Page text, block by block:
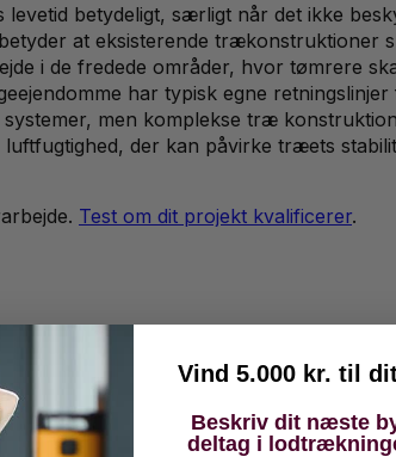
betydeligt, særligt når det ikke
at eksisterende
i de fredede områder, hvor tømrere
har typisk egne
men komplekse træ
der kan påvirke træets
Test om dit projekt kvalificerer.
Vind 5.000 kr. til
Beskriv dit næste
deltag i